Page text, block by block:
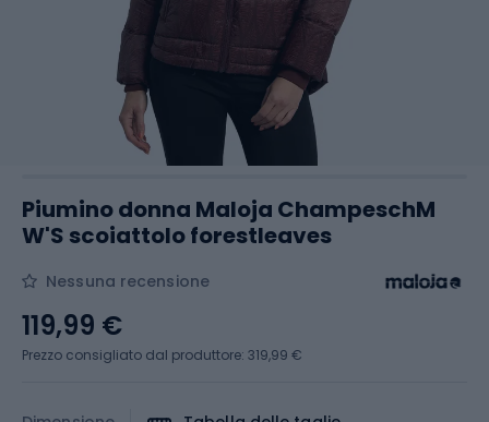
Piumino donna Maloja ChampeschM
W'S scoiattolo forestleaves
Nessuna recensione
119,99 €
Prezzo consigliato dal produttore: 319,99 €